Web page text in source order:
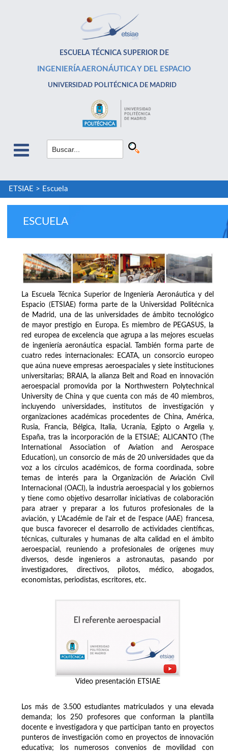
ESCUELA TÉCNICA SUPERIOR DE
INGENIERÍA AERONÁUTICA Y DEL ESPACIO
UNIVERSIDAD POLITÉCNICA DE MADRID
ETSIAE > Escuela
ESCUELA
La Escuela Técnica Superior de Ingeniería Aeronáutica y del
Espacio (ETSIAE) forma parte de la Universidad Politécnica
de Madrid, una de las universidades de ámbito tecnológico
de mayor prestigio en Europa. Es miembro de PEGASUS, la
red europea de excelencia que agrupa a las mejores escuelas
de ingeniería aeronáutica espacial. También forma parte de
cuatro redes internacionales: ECATA, un consorcio europeo
que aúna nueve empresas aeroespaciales y siete instituciones
universitarias; BRAIA, la alianza Belt and Road en innovación
aeroespacial promovida por la Northwestern Polytechnical
University de China y que cuenta con más de 40 miembros,
incluyendo universidades, institutos de investigación y
organizaciones académicas procedentes de China, América,
Rusia, Francia, Bélgica, Italia, Ucrania, Egipto o Argelia y,
España, tras la incorporación de la ETSIAE; ALICANTO (The
International Association of Aviation and Aerospace
Education), un consorcio de más de 20 universidades que da
voz a los círculos académicos, de forma coordinada, sobre
temas de interés para la Organización de Aviación Civil
Internacional (OACI), la industria aeroespacial y los gobiernos
y tiene como objetivo desarrollar iniciativas de colaboración
para atraer y preparar a los futuros profesionales de la
aviación, y L'Académie de l'air et de l'espace (AAE) francesa,
que busca favorecer el desarrollo de actividades científicas,
técnicas, culturales y humanas de alta calidad en el ámbito
aeroespacial, reuniendo a profesionales de orígenes muy
diversos, desde ingenieros a astronautas, pasando por
investigadores, directivos, pilotos, médico, abogados,
economistas, periodistas, escritores, etc.
Vídeo presentación ETSIAE
Los más de 3.500 estudiantes matriculados y una elevada
demanda; los 250 profesores que conforman la plantilla
docente e investigadora y que participan tanto en proyectos
punteros de investigación como en proyectos de innovación
educativa; los numerosos convenios de movilidad con